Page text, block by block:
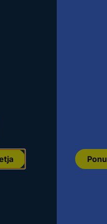
9172422
9172422 Št. izdelka: